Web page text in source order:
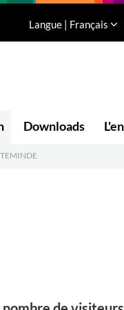
Langue | Français
Downloads